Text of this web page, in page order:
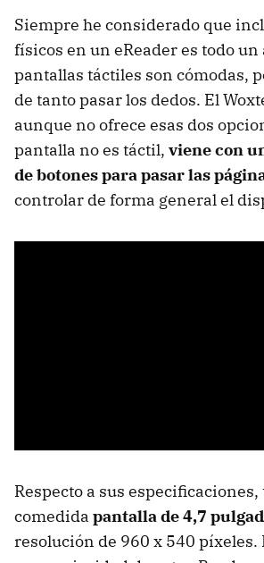
Siempre he considerado que
físicos en un eReader es todo un
pantallas táctiles son cómodas,
de tanto pasar los dedos. El
aunque no ofrece esas dos
pantalla no es táctil, viene con
de botones para pasar las
controlar de forma general el
Respecto a sus
comedida pantalla de 4,7
resolución de 960 x 540 píxeles.